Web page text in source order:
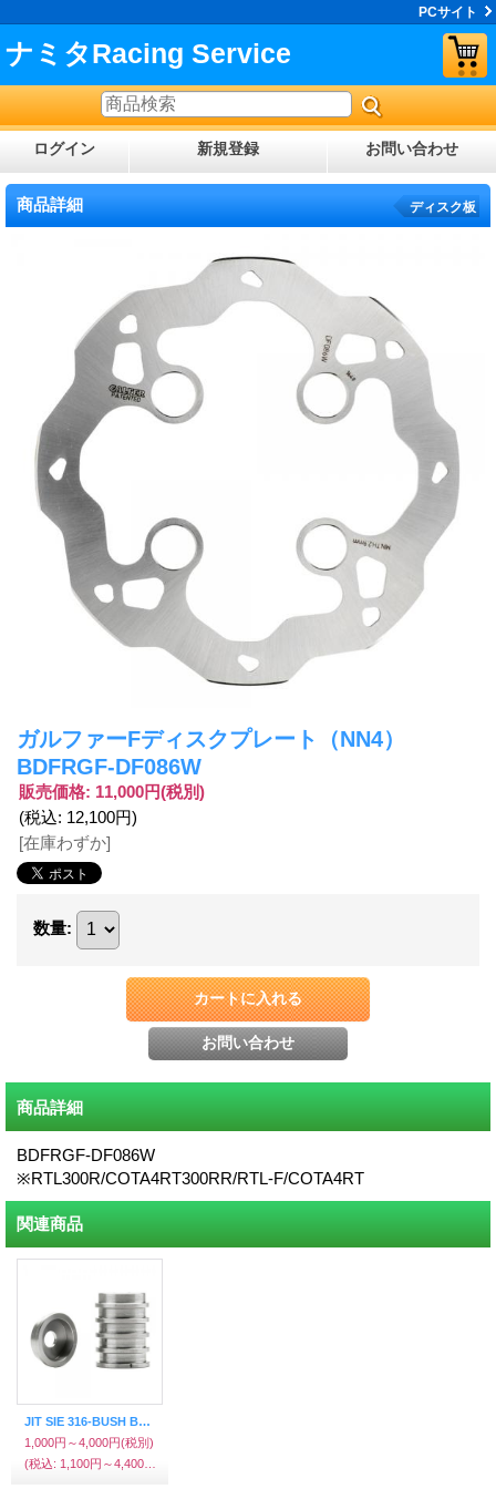
PCサイト
ナミタRacing Service
ログイン 新規登録 お問い合わせ
商品詳細 ディスク板
ガルファーFディスクプレート（NN4）
BDFRGF-DF086W
販売価格: 11,000円(税別)
(税込: 12,100円)
[在庫わずか]
数量:
商品詳細
BDFRGF-DF086W
※RTL300R/COTA4RT300RR/RTL-F/COTA4RT
関連商品
JIT SIE 316-BUSH BDFRレースディスクカラー（RTL-F/COTA4RT）4個
1,000円～4,000円(税別)
(税込: 1,100円～4,400円)